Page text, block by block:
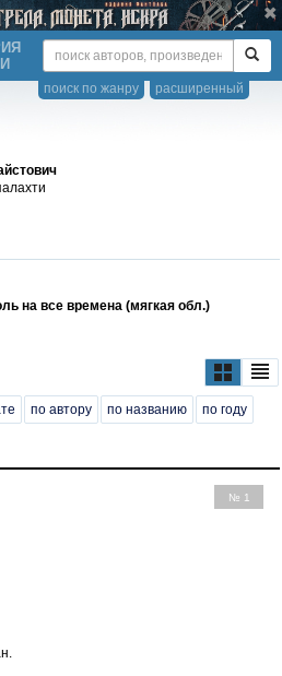
расширенный
поиск по жанру
на все времена (мягкая обл.)
по автору по названию по году
№ 1